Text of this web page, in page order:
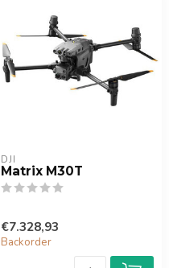
DJI
Matrix M30T
€7.328,93
Backorder